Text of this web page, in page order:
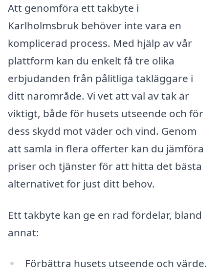
Att genomföra ett takbyte i
Karlholmsbruk behöver inte vara en
komplicerad process. Med hjälp av vår
plattform kan du enkelt få tre olika
erbjudanden från pålitliga takläggare i
ditt närområde. Vi vet att val av tak är
viktigt, både för husets utseende och för
dess skydd mot väder och vind. Genom
att samla in flera offerter kan du jämföra
priser och tjänster för att hitta det bästa
alternativet för just ditt behov.
Ett takbyte kan ge en rad fördelar, bland
annat:
Förbättra husets utseende och värde.